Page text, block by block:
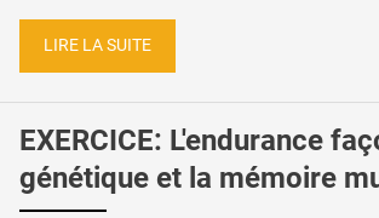
LIRE LA SUITE
EXERCICE: L'endurance
génétique et la mémoire